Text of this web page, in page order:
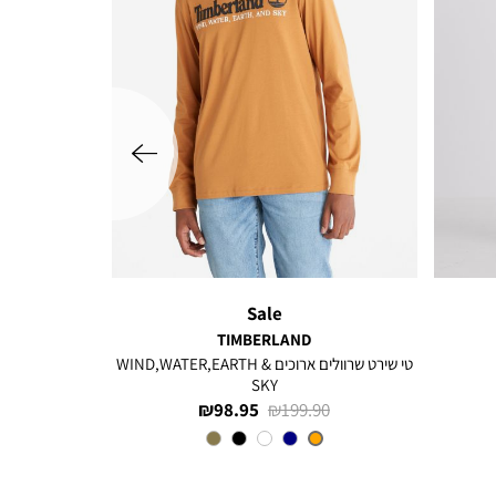
Sale
TIMBERLAND
טי שירט שרוולים ארוכים WIND,WATER,EARTH &
SKY
מחיר
מוצר
98.95 ₪
מחיר
רגיל
199.90 ₪
צבע
Orange
שמאלה